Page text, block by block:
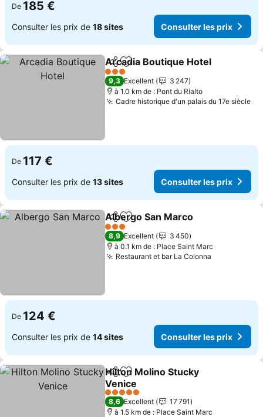
De 185 €
Consulter les prix de 18 sites Consulter les prix
PartagerAjouter à mes favoris
Arcadia Boutique Hotel
3 Étoiles
9,3 Excellent
3 247
à 1.0 km de : Pont du Rialto
Cadre historique d'un palais du 17e siècle
De 117 €
Consulter les prix de 13 sites Consulter les prix
PartagerAjouter à mes favoris
Albergo San Marco
3 Étoiles
8,9 Excellent
3 450
à 0.1 km de : Place Saint Marc
Restaurant et bar La Colonna
De 124 €
Consulter les prix de 14 sites Consulter les prix
PartagerAjouter à mes favoris
Hilton Molino Stucky
Venice
Consulter les prix
5 Étoiles
8,6 Excellent
17 791
à 1.5 km de : Place Saint Marc